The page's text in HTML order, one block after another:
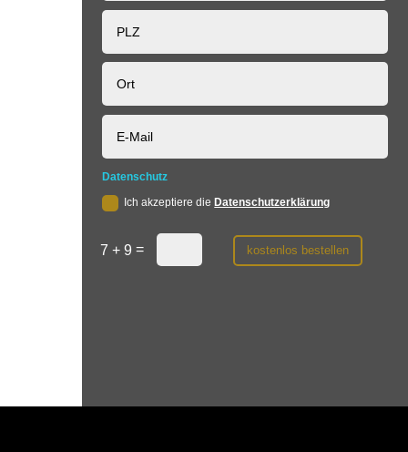
Datenschutz
Ich akzeptiere die Datenschutzerklärung
7 + 9 = kostenlos bestellen